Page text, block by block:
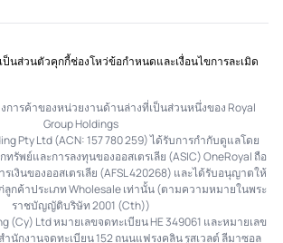
ป็นส่วนตัวคุกกี้ช่องโหว่ข้อกำหนดและเงื่อนไขการละเมิด
การค้าของหน่วยงานด้านล่างที่เป็นส่วนหนึ่งของ Royal
Group Holdings
Pty Ltd (ACN: 157 780 259) ได้รับการกำกับดูแลโดย
รัพย์และการลงทุนของออสเตรเลีย (ASIC) OneRoyal ถือ
เงินของออสเตรเลีย (AFSL 420268) และได้รับอนุญาตให้
ลูกค้าประเภท Wholesale เท่านั้น (ตามความหมายในพระ
ราชบัญญัติบริษัท 2001 (Cth))
(Cy) Ltd หมายเลขจดทะเบียน HE 349061 และหมายเลข
ำนักงานจดทะเบียน 152 ถนนแฟรงคลิน รูสเวลต์ ลีมาซอล